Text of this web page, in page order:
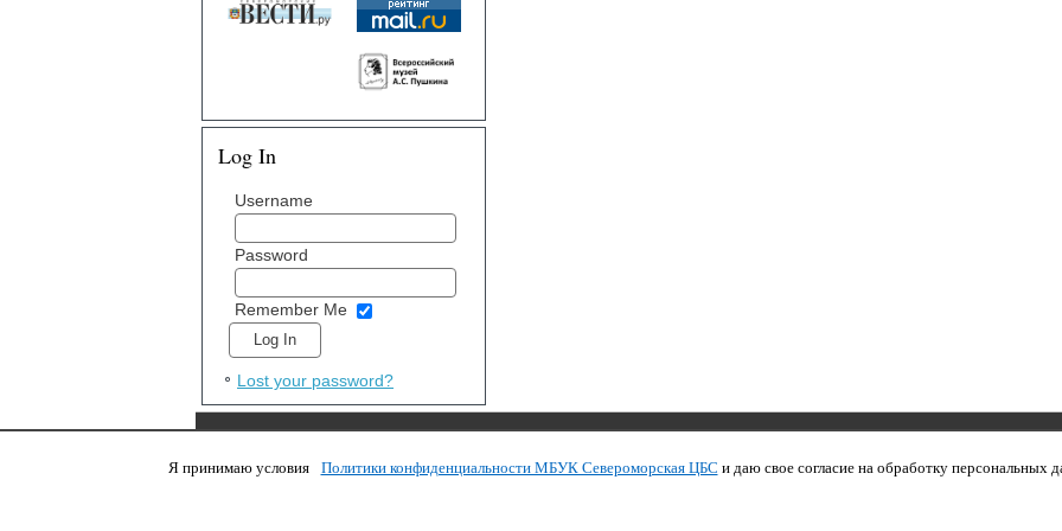
Log In
Username
Password
Remember Me
Lost your password?
Copyright © 2011 МБУК СЦБС
Я принимаю условия
Политики конфиденциальности МБУК Североморская ЦБС и даю свое согласие на обработку персональных